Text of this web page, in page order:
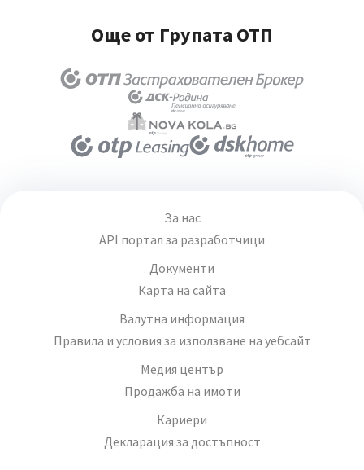
Още от Групата ОТП
За нас
API портал за разработчици
Документи
Карта на сайта
Валутна информация
Правила и условия за използване на уебсайт
Медия център
Продажба на имоти
Кариери
Декларация за достъпност